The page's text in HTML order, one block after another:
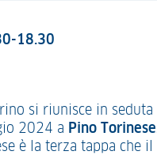
18.30
si riunisce in seduta
2024 a Pino
è la terza tappa che il